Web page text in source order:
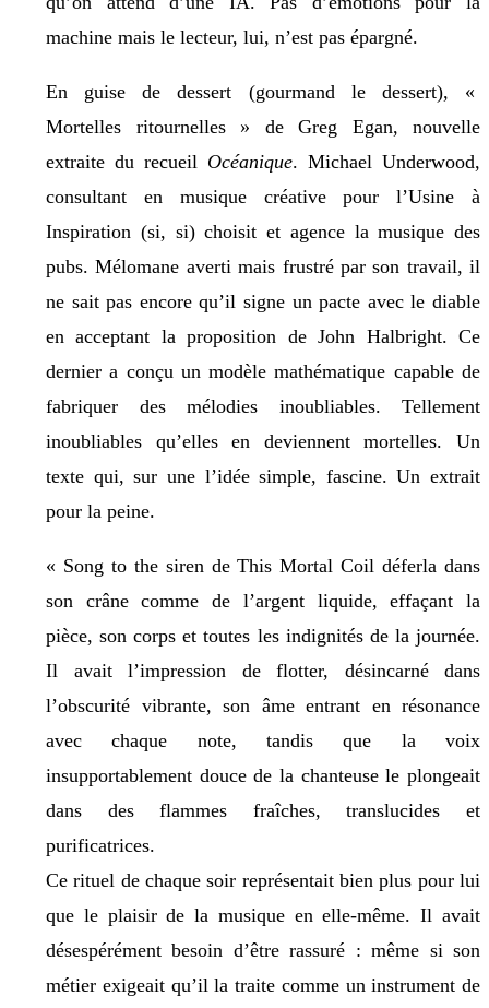
machine mais le lecteur, lui, n’est pas épargné.
En guise de dessert (gourmand le dessert), «
Mortelles ritournelles » de Greg Egan, nouvelle
extraite du recueil Océanique. Michael Underwood,
consultant en musique créative pour l’Usine à
Inspiration (si, si) choisit et agence la musique des
pubs. Mélomane averti mais frustré par son travail, il
ne sait pas encore qu’il signe un pacte avec le diable
en acceptant la proposition de John Halbright. Ce
dernier a conçu un modèle mathématique capable de
fabriquer des mélodies inoubliables. Tellement
inoubliables qu’elles en deviennent mortelles. Un
texte qui, sur une l’idée simple, fascine. Un extrait
pour la peine.
« Song to the siren de This Mortal Coil déferla dans
son crâne comme de l’argent liquide, effaçant la
pièce, son corps et toutes les indignités de la journée.
Il avait l’impression de flotter, désincarné dans
l’obscurité vibrante, son âme entrant en résonance
avec chaque note, tandis que la voix
insupportablement douce de la chanteuse le plongeait
dans des flammes fraîches, translucides et
purificatrices.
Ce rituel de chaque soir représentait bien plus pour lui
que le plaisir de la musique en elle-même. Il avait
désespérément besoin d’être rassuré : même si son
métier exigeait qu’il la traite comme un instrument de